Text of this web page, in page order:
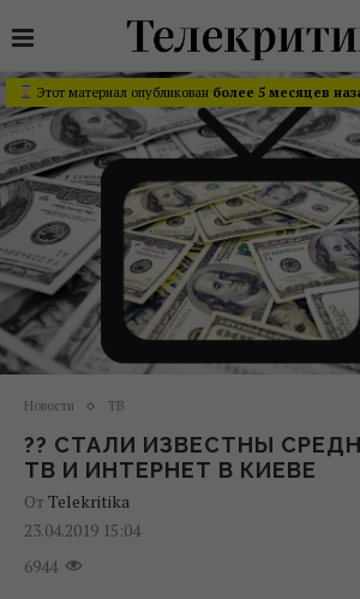
Этот материал опубликован более 5 месяцев
Новости ТВ
?? СТАЛИ ИЗВЕСТНЫ
ТВ И ИНТЕРНЕТ В КИЕВЕ
От Telekritika
23.04.2019 15:04
6944